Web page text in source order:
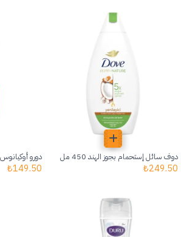
دوف سائل إستحمام بجوز الهند 450 مل
249.50
₺
دورو أوكيانوس
149.50
₺